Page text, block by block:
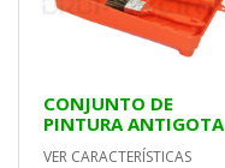
CONJUNTO DE
PINTURA ANTIGOTA
180mm UNIVERSAL
VER CARACTERÍSTICAS